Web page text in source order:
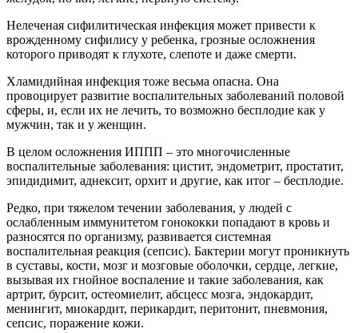
Нелеченая сифилитическая инфекция может привести к
врожденному сифилису у ребенка, грозные осложнения
которого приводят к глухоте, слепоте и даже смерти.
Хламидийная инфекция тоже весьма опасна. Она
провоцирует развитие воспалительных заболеваний половой
сферы, и, если их не лечить, то возможно бесплодие как у
мужчин, так и у женщин.
В целом осложнения ИППП – это многочисленные
воспалительные заболевания: цистит, эндометрит, простатит,
эпидидимит, аднексит, орхит и другие, как итог – бесплодие.
Редко, при тяжелом течении заболевания, у людей с
ослабленным иммунитетом гонококки попадают в кровь и
разносятся по организму, развивается системная
воспалительная реакция (сепсис). Бактерии могут проникнуть
в суставы, кости, мозг и мозговые оболочки, сердце, легкие,
вызывая их гнойное воспаление и такие заболевания, как
артрит, бурсит, остеомиелит, абсцесс мозга, эндокардит,
менингит, миокардит, перикардит, перитонит, пневмония,
сепсис, поражение кожи.